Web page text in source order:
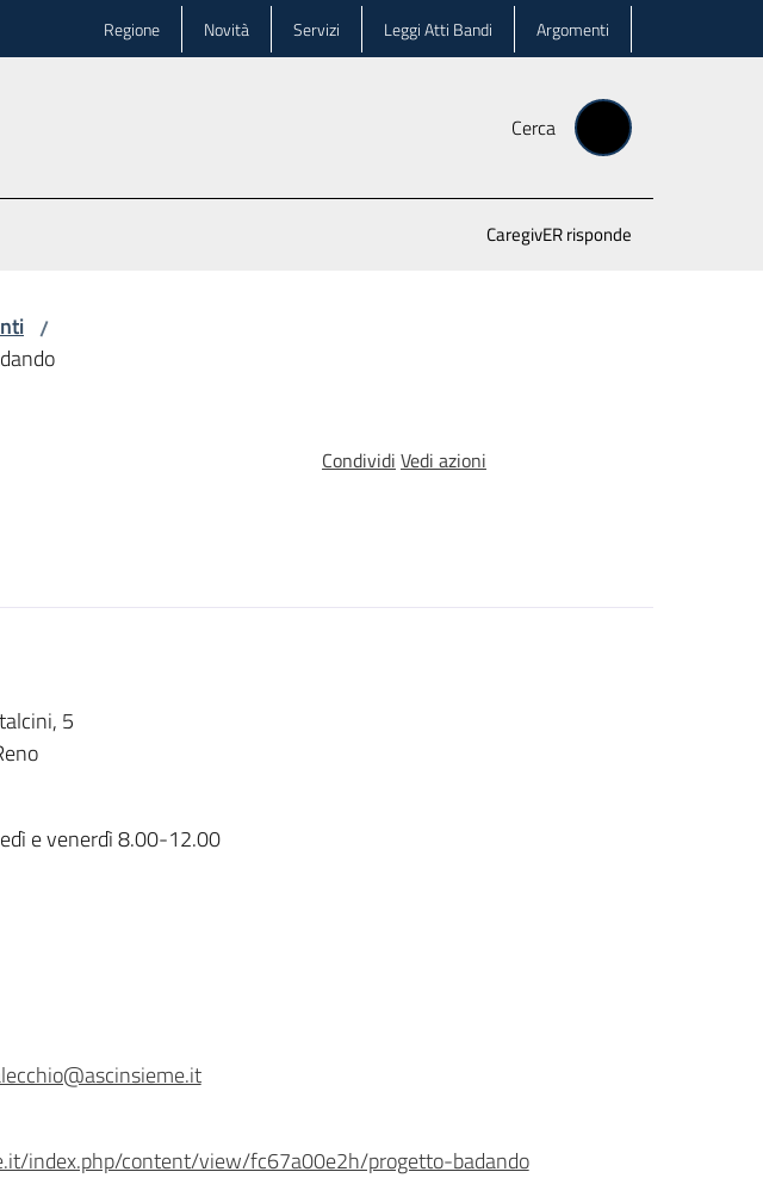
Regione Novità Servizi Leggi Atti Bandi Argomenti
Cerca
CaregivER risponde
/
Condividi Vedi azioni
5
e venerdì 8.00-12.00
index.php/content/view/fc67a00e2h/progetto-badando